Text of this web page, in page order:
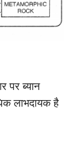
पर ब्यान
लाभदायक है